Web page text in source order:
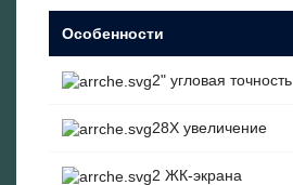
Особенности
2" угловая точность
28X увеличение
2 ЖК-экрана